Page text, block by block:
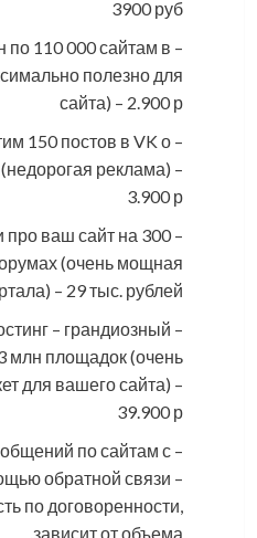
3900 руб
по 110 000 сайтам в
полезно для
сайта) – 2.900 р
150 постов в VK о
реклама) –
3.900 р
про ваш сайт на 300
(очень мощная
– 29 тыс. рублей
– грандиозный
млн площадок (очень
для вашего сайта) –
39.900 р
по сайтам с
обратной связи –
по договоренности,
зависит от объема.